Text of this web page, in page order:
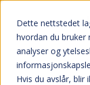
Dette nettstedet
hvordan du
analyser og
Hvis du avslår,